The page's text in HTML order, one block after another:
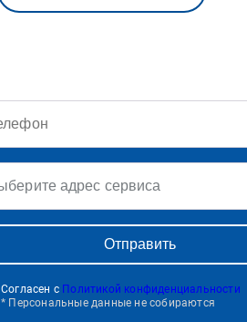
Выберите адрес сервиса
Согласен с Политикой конфиденциальности
* Персональные данные не собираются